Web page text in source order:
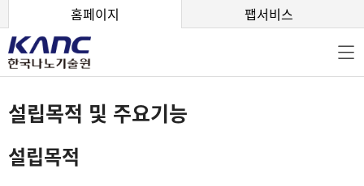
홈페이지 팹서비스
설립목적 및 주요기능
설립목적